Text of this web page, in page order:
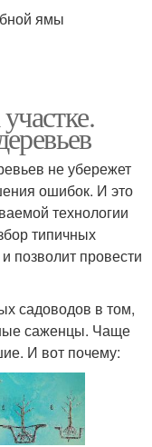
ямы
не убережет
ошибок. И это
технологии
типичных
позволит провести
садоводов в том,
саженцы. Чаще
И вот почему: